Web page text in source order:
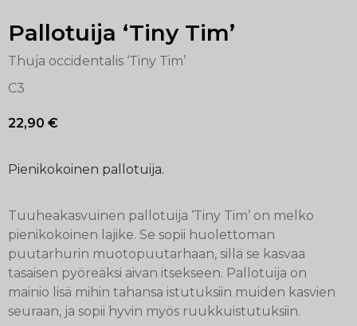
Pallotuija ‘Tiny Tim’
Thuja occidentalis ‘Tiny Tim’
C3
22,90 €
Pienikokoinen pallotuija.
Tuuheakasvuinen pallotuija ‘Tiny Tim’ on melko
pienikokoinen lajike. Se sopii huolettoman
puutarhurin muotopuutarhaan, sillä se kasvaa
tasaisen pyöreäksi aivan itsekseen. Pallotuija on
mainio lisä mihin tahansa istutuksiin muiden kasvien
seuraan, ja sopii hyvin myös ruukkuistutuksiin.